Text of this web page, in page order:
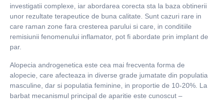
investigatii complexe, iar abordarea corecta sta la baza obtinerii
unor rezultate terapeutice de buna calitate. Sunt cazuri rare in
care raman zone fara cresterea parului si care, in conditiile
remisiunii fenomenului inflamator, pot fi abordate prin implant de
par.
Alopecia androgenetica este cea mai frecventa forma de
alopecie, care afecteaza in diverse grade jumatate din populatia
masculine, dar si populatia feminine, in proportie de 10-20%. La
barbat mecanismul principal de aparitie este cunoscut –